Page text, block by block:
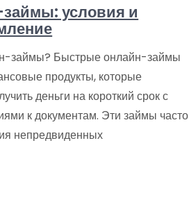
условия и
займы? Быстрые онлайн-займы
продукты, которые
деньги на короткий срок с
к документам. Эти займы часто
непредвиденных